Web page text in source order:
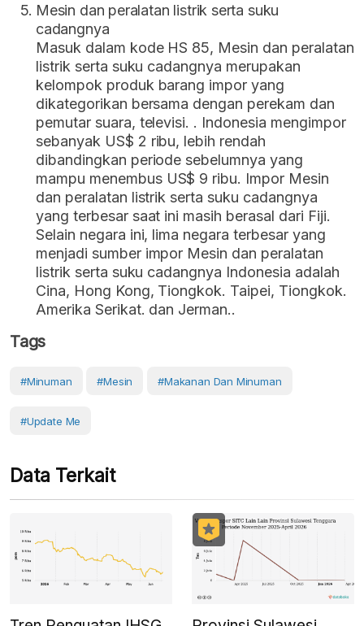
Mesin dan peralatan listrik serta suku
cadangnya
Masuk dalam kode HS 85, Mesin dan peralatan
listrik serta suku cadangnya merupakan
kelompok produk barang impor yang
dikategorikan bersama dengan perekam dan
pemutar suara, televisi. . Indonesia mengimpor
sebanyak US$ 2 ribu, lebih rendah
dibandingkan periode sebelumnya yang
mampu menembus US$ 9 ribu. Impor Mesin
dan peralatan listrik serta suku cadangnya
yang terbesar saat ini masih berasal dari Fiji.
Selain negara ini, lima negara terbesar yang
menjadi sumber impor Mesin dan peralatan
listrik serta suku cadangnya Indonesia adalah
Cina, Hong Kong, Tiongkok. Taipei, Tiongkok.
Amerika Serikat. dan Jerman..
Tags
#Minuman #Mesin #makanan Dan Minuman
#Update Me
Data Terkait